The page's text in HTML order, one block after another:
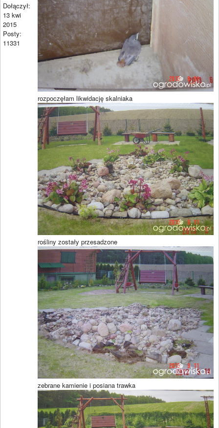
Dołączył:
13 kwi
2015
Posty:
11331
rozpoczęłam likwidację skalniaka
rośliny zostały przesadzone
zebrane kamienie i posiana trawka